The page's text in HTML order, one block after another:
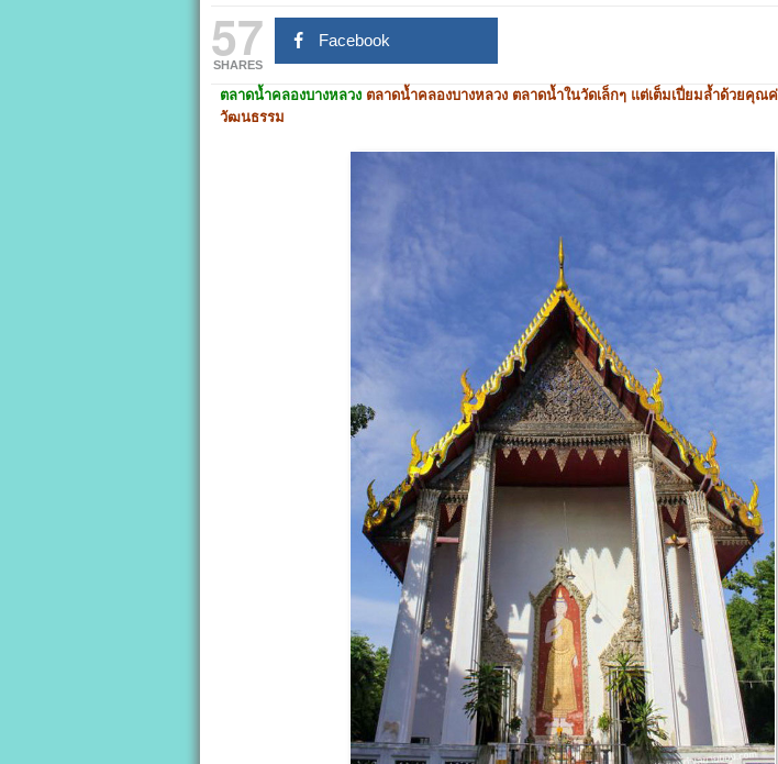
57
SHARES
Facebook
ตลาดน้ำคลองบางหลวง ตลาดน้ำคลองบางหลวง ตลาดน้ำในวัดเล็กๆ แต่เต็มเปี่ยมล้ำด้วยคุณ
วัฒนธรรม